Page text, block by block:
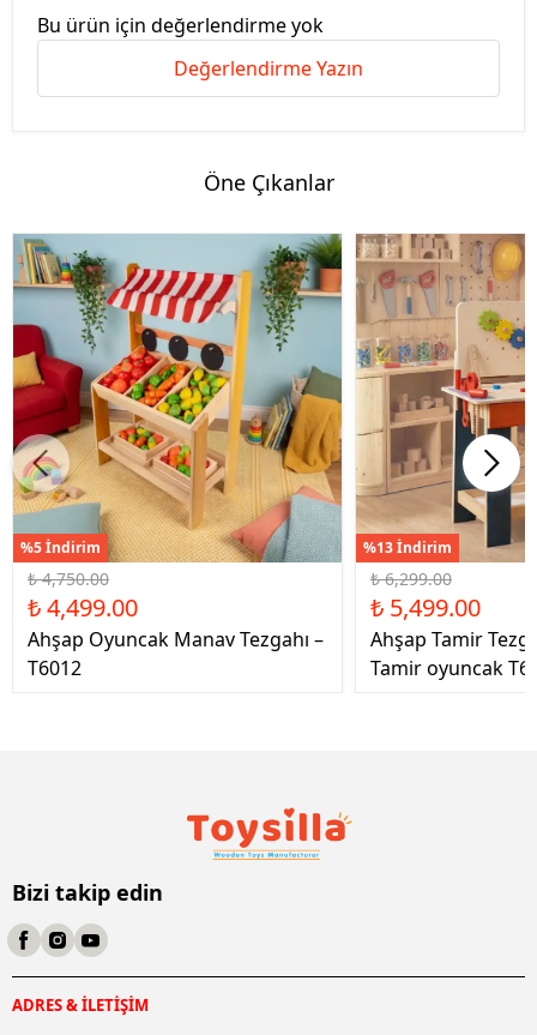
Bu ürün için değerlendirme yok
Değerlendirme Yazın
Öne Çıkanlar
%5 İndirim
₺ 4,750.00
₺ 4,499.00
Ahşap Oyuncak Manav Tezgahı –
T6012
%13 İndirim
₺ 6,299.00
₺ 5,499.00
Ahşap Tamir
Tamir oyuncak
Bizi takip edin
ADRES & İLETİŞİM